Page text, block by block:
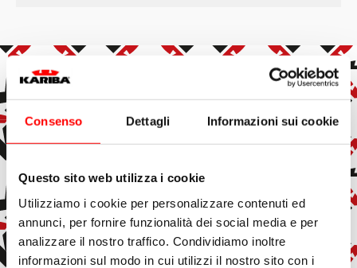
Consenso Dettagli Informazioni sui cookie
Questo sito web utilizza i cookie
Utilizziamo i cookie per personalizzare contenuti ed
annunci, per fornire funzionalità dei social media e per
analizzare il nostro traffico. Condividiamo inoltre
informazioni sul modo in cui utilizzi il nostro sito con i
Iscriviti alla newsletter
Iscrivendoti, accetti di ricevere e-mail di marketing e
promozionali.